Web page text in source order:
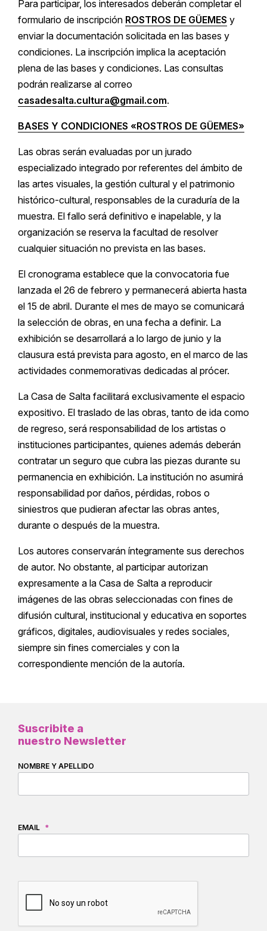
Para participar, los interesados deberán completar el
formulario de inscripción ROSTROS DE GÜEMES y
enviar la documentación solicitada en las bases y
condiciones. La inscripción implica la aceptación
plena de las bases y condiciones. Las consultas
podrán realizarse al correo
casadesalta.cultura@gmail.com.
BASES Y CONDICIONES «ROSTROS DE GÜEMES»
Las obras serán evaluadas por un jurado
especializado integrado por referentes del ámbito de
las artes visuales, la gestión cultural y el patrimonio
histórico-cultural, responsables de la curaduría de la
muestra. El fallo será definitivo e inapelable, y la
organización se reserva la facultad de resolver
cualquier situación no prevista en las bases.
El cronograma establece que la convocatoria fue
lanzada el 26 de febrero y permanecerá abierta hasta
el 15 de abril. Durante el mes de mayo se comunicará
la selección de obras, en una fecha a definir. La
exhibición se desarrollará a lo largo de junio y la
clausura está prevista para agosto, en el marco de las
actividades conmemorativas dedicadas al prócer.
La Casa de Salta facilitará exclusivamente el espacio
expositivo. El traslado de las obras, tanto de ida como
de regreso, será responsabilidad de los artistas o
instituciones participantes, quienes además deberán
contratar un seguro que cubra las piezas durante su
permanencia en exhibición. La institución no asumirá
responsabilidad por daños, pérdidas, robos o
siniestros que pudieran afectar las obras antes,
durante o después de la muestra.
Los autores conservarán íntegramente sus derechos
de autor. No obstante, al participar autorizan
expresamente a la Casa de Salta a reproducir
imágenes de las obras seleccionadas con fines de
difusión cultural, institucional y educativa en soportes
gráficos, digitales, audiovisuales y redes sociales,
siempre sin fines comerciales y con la
correspondiente mención de la autoría.
Suscribite a
nuestro Newsletter
NOMBRE Y APELLIDO
EMAIL *